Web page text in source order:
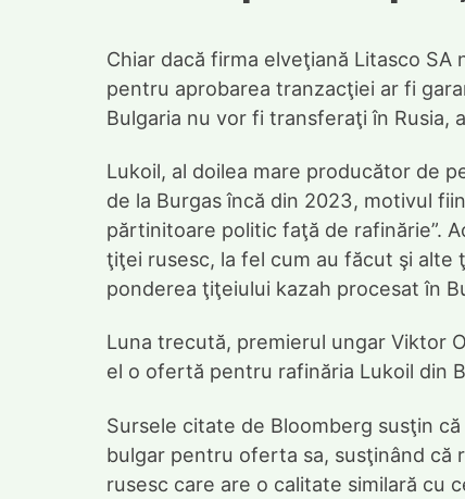
Chiar dacă firma elveţiană Litasco
pentru aprobarea tranzacţiei ar fi
Bulgaria nu vor fi transferaţi în Rusia,
Lukoil, al doilea mare producător de
de la Burgas încă din 2023, motivul
părtinitoare politic faţă de rafinărie”.
ţiţei rusesc, la fel cum au făcut şi alte
ponderea ţiţeiului kazah procesat în
Luna trecută, premierul ungar Viktor
el o ofertă pentru rafinăria Lukoil din
Sursele citate de Bloomberg susţin
bulgar pentru oferta sa, susţinând că
rusesc care are o calitate similară cu